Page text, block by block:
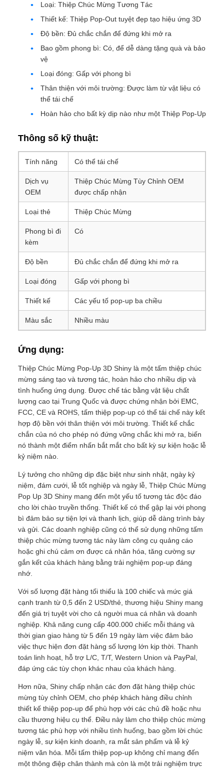
Loại: Thiệp Chúc Mừng Tương Tác
Thiết kế: Thiệp Pop-Out tuyệt đẹp tạo hiệu ứng 3D
Độ bền: Đủ chắc chắn để đứng khi mở ra
Bao gồm phong bì: Có, để dễ dàng tặng quà và bảo
vệ
Loại đóng: Gấp với phong bì
Thân thiện với môi trường: Được làm từ vật liệu có
thể tái chế
Hoàn hảo cho bất kỳ dịp nào như một Thiệp Pop-Up
Thông số kỹ thuật:
Tính năng Có thể tái chế
Dịch vụ
OEM
Thiệp Chúc Mừng Tùy Chỉnh OEM
được chấp nhận
Loại thẻ Thiệp Chúc Mừng
Phong bì đi
kèm
Có
Độ bền Đủ chắc chắn để đứng khi mở ra
Loại đóng Gấp với phong bì
Thiết kế Các yếu tố pop-up ba chiều
Màu sắc Nhiều màu
Ứng dụng:
Thiệp Chúc Mừng Pop-Up 3D Shiny là một tấm thiệp chúc
mừng sáng tạo và tương tác, hoàn hảo cho nhiều dịp và
tình huống ứng dụng. Được chế tác bằng vật liệu chất
lượng cao tại Trung Quốc và được chứng nhận bởi EMC,
FCC, CE và ROHS, tấm thiệp pop-up có thể tái chế này kết
hợp độ bền với thân thiện với môi trường. Thiết kế chắc
chắn của nó cho phép nó đứng vững chắc khi mở ra, biến
nó thành một điểm nhấn bắt mắt cho bất kỳ sự kiện hoặc lễ
kỷ niệm nào.
Lý tưởng cho những dịp đặc biệt như sinh nhật, ngày kỷ
niệm, đám cưới, lễ tốt nghiệp và ngày lễ, Thiệp Chúc Mừng
Pop Up 3D Shiny mang đến một yếu tố tương tác độc đáo
cho lời chào truyền thống. Thiết kế có thể gập lại với phong
bì đảm bảo sự tiện lợi và thanh lịch, giúp dễ dàng trình bày
và gửi. Các doanh nghiệp cũng có thể sử dụng những tấm
thiệp chúc mừng tương tác này làm công cụ quảng cáo
hoặc ghi chú cảm ơn được cá nhân hóa, tăng cường sự
gắn kết của khách hàng bằng trải nghiệm pop-up đáng
nhớ.
Với số lượng đặt hàng tối thiểu là 100 chiếc và mức giá
cạnh tranh từ 0,5 đến 2 USD/thẻ, thương hiệu Shiny mang
đến giá trị tuyệt vời cho cả người mua cá nhân và doanh
nghiệp. Khả năng cung cấp 400.000 chiếc mỗi tháng và
thời gian giao hàng từ 5 đến 19 ngày làm việc đảm bảo
việc thực hiện đơn đặt hàng số lượng lớn kịp thời. Thanh
toán linh hoạt, hỗ trợ L/C, T/T, Western Union và PayPal,
đáp ứng các tùy chọn khác nhau của khách hàng.
Hơn nữa, Shiny chấp nhận các đơn đặt hàng thiệp chúc
mừng tùy chỉnh OEM, cho phép khách hàng điều chỉnh
thiết kế thiệp pop-up để phù hợp với các chủ đề hoặc nhu
cầu thương hiệu cụ thể. Điều này làm cho thiệp chúc mừng
tương tác phù hợp với nhiều tình huống, bao gồm lời chúc
ngày lễ, sự kiện kinh doanh, ra mắt sản phẩm và lễ kỷ
niệm văn hóa. Mỗi tấm thiệp pop-up không chỉ mang đến
một thông điệp chân thành mà còn là một trải nghiệm trực